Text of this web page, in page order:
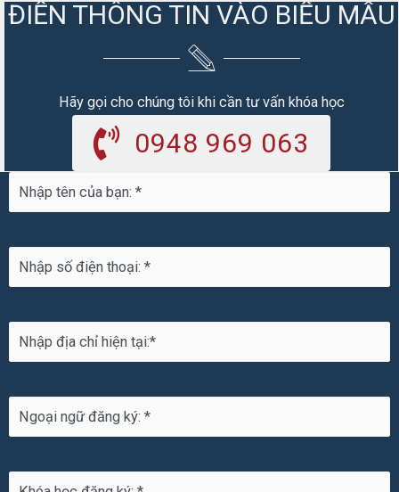
ĐIỀN THÔNG TIN VÀO BIỂU MẪU
Hãy gọi cho chúng tôi khi cần tư vấn khóa học
0948 969 063